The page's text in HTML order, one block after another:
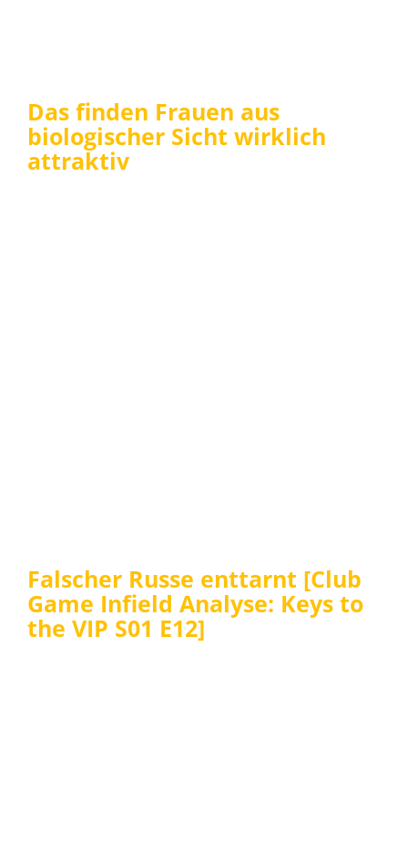
Das finden Frauen aus
biologischer Sicht wirklich
attraktiv
Falscher Russe enttarnt [Club
Game Infield Analyse: Keys to
the VIP S01 E12]